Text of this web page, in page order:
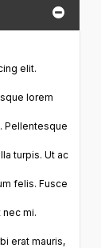
elit.
lorem
Pellentesque
turpis. Ut ac
felis. Fusce
mi.
erat mauris,